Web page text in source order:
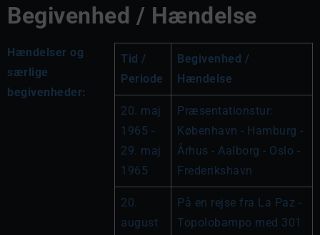
Begivenhed / Hændelse
Hændelser og
særlige
begivenheder:
Tid /
Periode
Begivenhed /
Hændelse
20. maj
1965 -
29. maj
1965
Præsentationstur:
København - Hamburg -
Århus - Aalborg - Oslo -
Frederikshavn
20.
august
På en rejse fra La Paz -
Topolobampo med 301